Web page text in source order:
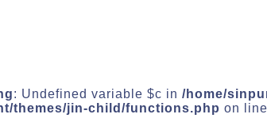
: Undefined variable $c in /home/
themes/jin-child/functions.php on line